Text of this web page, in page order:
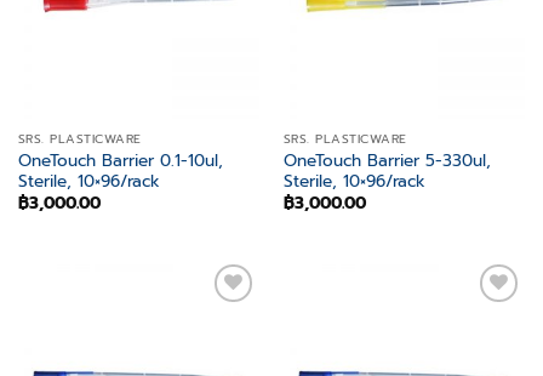
SRS. PLASTICWARE
OneTouch Barrier 0.1-10ul,
Sterile, 10×96/rack
฿3,000.00
SRS. PLASTICWARE
OneTouch Barrier 5-330ul,
Sterile, 10×96/rack
฿3,000.00